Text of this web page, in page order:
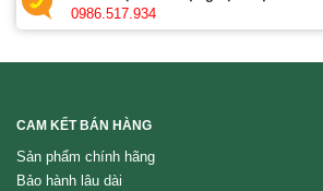
0986.517.934
CAM KẾT BÁN HÀNG
Sản phẩm chính hãng
Bảo hành lâu dài